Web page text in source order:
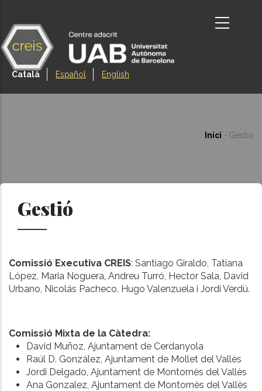
contingut
Català Español English
Fil
Inici - Gestió
Gestió
Comissió Executiva CREIS: Santiago Giraldo, Tatiana
López, Maria Noguera, Andreu Turró, Hector Sala, David
Urbano, Nicolás Pacheco, Hugo Valenzuela i Jordi Verdú.
Comissió Mixta de la Càtedra:
David Muñoz, Ajuntament de Cerdanyola
Raúl D. González, Ajuntament de Mollet del Vallès
Jordi Delgado, Ajuntament de Montornès del Vallès
Ana Gonzalez, Ajuntament de Montornès del Vallès